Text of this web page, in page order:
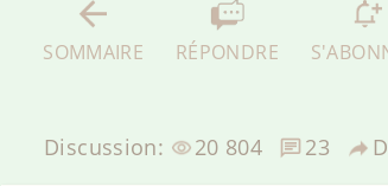
SOMMAIRE RÉPONDRE
Discussion: 20 804 23